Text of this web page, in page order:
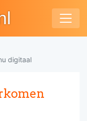
digitaal